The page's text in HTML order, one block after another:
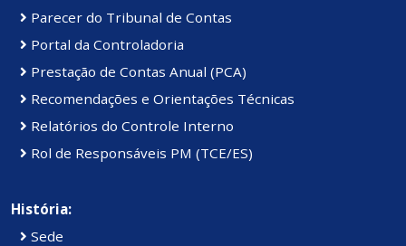
Parecer do Tribunal de Contas
Portal da Controladoria
Prestação de Contas Anual (PCA)
Recomendações e Orientações Técnicas
Relatórios do Controle Interno
Rol de Responsáveis PM (TCE/ES)
História:
Sede